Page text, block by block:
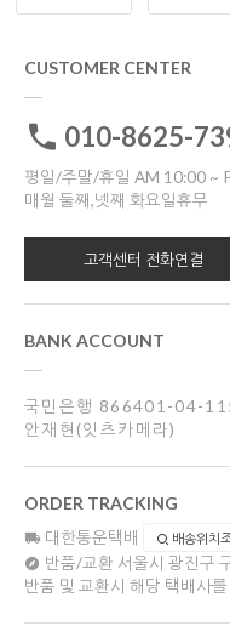
CUSTOMER CENTER
010-8625-
평일/주말/휴일 AM 10:00 ~
매월 둘째,넷째 화요일휴무
고객센터 전화연결
BANK ACCOUNT
국민은행 866401-04-
안재현(잇츠카메라)
ORDER TRACKING
대한통운택배 배송위치
반품/교환 서울시 광진구
반품 및 교환시 해당 택배사